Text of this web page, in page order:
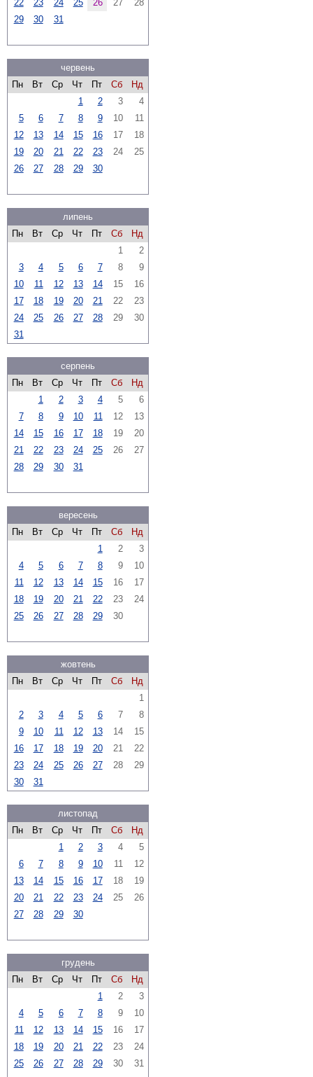
22
23 24 25 26 27
28
29
30 31
червень
Пн
Вт Ср Чт Пт Сб
Нд
1
2 3
4
5
6 7 8 9 10
11
12
13 14 15 16 17
18
19
20 21 22 23 24
25
26
27 28 29 30
липень
Пн
Вт Ср Чт Пт Сб
Нд
1
2
3
4 5 6 7 8
9
10
11 12 13 14 15
16
17
18 19 20 21 22
23
24
25 26 27 28 29
30
31
серпень
Пн
Вт Ср Чт Пт Сб
Нд
1
2 3 4 5
6
7
8 9 10 11 12
13
14
15 16 17 18 19
20
21
22 23 24 25 26
27
28
29 30 31
вересень
Пн
Вт Ср Чт Пт Сб
Нд
1
2
3
4
5 6 7 8 9
10
11
12 13 14 15 16
17
18
19 20 21 22 23
24
25
26 27 28 29 30
жовтень
Пн
Вт Ср Чт Пт Сб
Нд
1
2
3 4 5 6 7
8
9
10 11 12 13 14
15
16
17 18 19 20 21
22
23
24 25 26 27 28
29
30
31
листопад
Пн
Вт Ср Чт Пт Сб
Нд
1
2 3 4
5
6
7 8 9 10 11
12
13
14 15 16 17 18
19
20
21 22 23 24 25
26
27
28 29 30
грудень
Пн
Вт Ср Чт Пт Сб
Нд
1
2
3
4
5 6 7 8 9
10
11
12 13 14 15 16
17
18
19 20 21 22 23
24
25
26 27 28 29 30 31